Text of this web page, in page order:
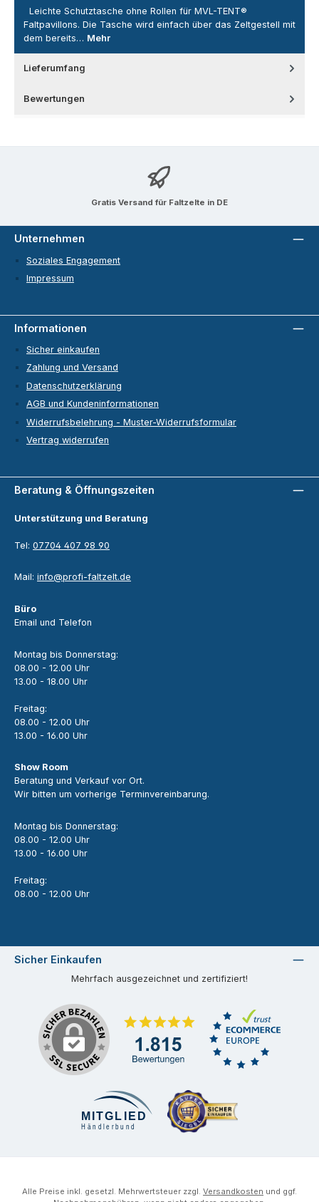
Leichte Schutztasche ohne Rollen für MVL-TENT®
Faltpavillons. Die Tasche wird einfach über das Zeltgestell mit
dem bereits… Mehr
Lieferumfang
Bewertungen
Gratis Versand für Faltzelte in DE
Beratung & Öffnungszeiten
Unterstützung und Beratung
Tel: 07704 407 98 90
Mail: info@profi-faltzelt.de
Büro
Email und Telefon
Montag bis Donnerstag:
08.00 - 12.00 Uhr
13.00 - 18.00 Uhr
Freitag:
08.00 - 12.00 Uhr
13.00 - 16.00 Uhr
Show Room
Beratung und Verkauf vor Ort.
Wir bitten um vorherige Terminvereinbarung.
Montag bis Donnerstag:
08.00 - 12.00 Uhr
13.00 - 16.00 Uhr
Freitag:
08.00 - 12.00 Uhr
Unternehmen
Soziales Engagement
Impressum
Informationen
Sicher einkaufen
Zahlung und Versand
Datenschutzerklärung
AGB und Kundeninformationen
Widerrufsbelehrung - Muster-Widerrufsformular
Vertrag widerrufen
Sicher Einkaufen
Mehrfach ausgezeichnet und zertifiziert!
Alle Preise inkl. gesetzl. Mehrwertsteuer zzgl. Versandkosten und ggf.